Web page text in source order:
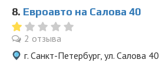
8. Евроавто на Салова 40
2 отзыва
г. Санкт-Петербург, ул. Салова 40